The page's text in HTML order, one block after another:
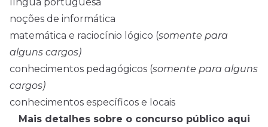
noções de informática
matemática e raciocínio lógico (somente para
alguns cargos)
conhecimentos pedagógicos (somente para alguns
cargos)
conhecimentos específicos e locais
Mais detalhes sobre o concurso público aqui